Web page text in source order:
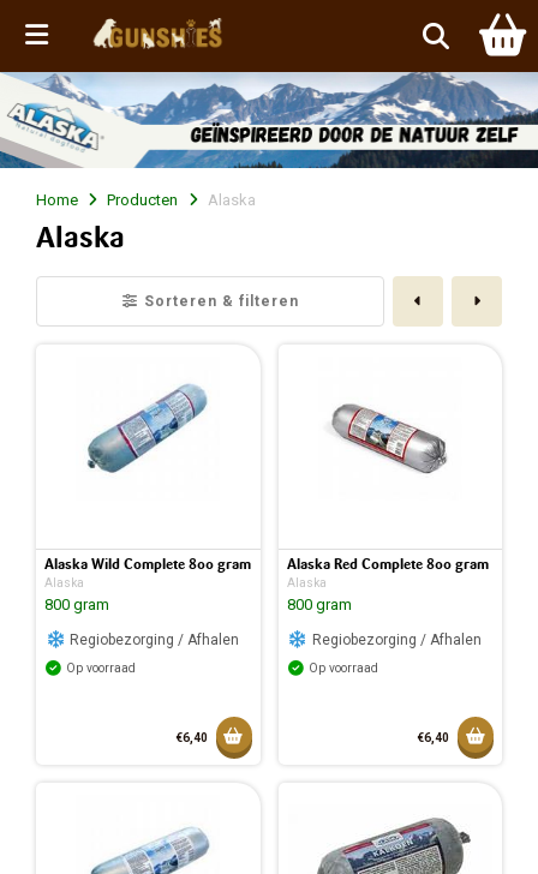
Menu
Home Producten Alaska
Alaska
Sorteren & filteren Vorige
Alaska Wild Complete 800 gram
Alaska
800 gram
Regiobezorging / Afhalen
Op voorraad
€6,40 Toevoegen aan mandje
Alaska Red Complete 800 gram
Alaska
800 gram
Regiobezorging / Afhalen
Op voorraad
€6,40